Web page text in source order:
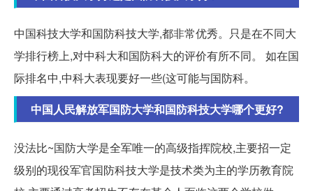
中国科技大学和国防科技大学,都非常优秀。只是在不同大
学排行榜上,对中科大和国防科大的评价有所不同。 如在国
际排名中,中科大表现要好一些(这可能与国防科。
中国人民解放军国防大学和国防科技大学哪个更好?
没法比~国防大学是全军唯一的高级指挥院校,主要招一定
级别的现役军官国防科技大学是技术类为主的学历教育院